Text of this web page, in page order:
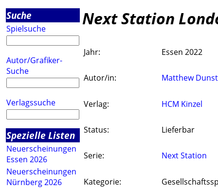
Suche
Spielsuche
Autor/Grafiker-
Suche
Verlagssuche
Spezielle Listen
Neuerscheinungen
Essen 2026
Neuerscheinungen
Nürnberg 2026
Next Station
Jahr: Essen 2022
Autor/in: Matthew
Verlag: HCM Kinzel
Status: Lieferbar
Serie: Next Station
Kategorie: